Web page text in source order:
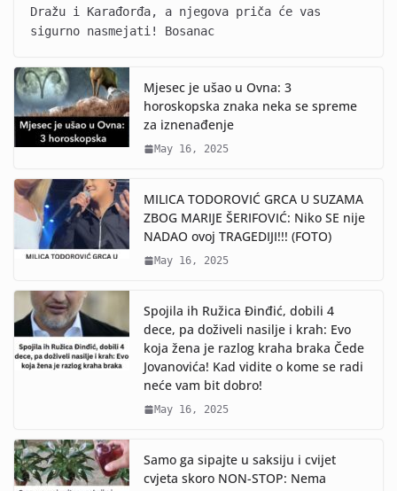
Dražu i Karađorđa, a njegova priča će vas
sigurno nasmejati! Bosanac
Mjesec je ušao u Ovna: 3
horoskopska znaka neka se spreme
za iznenađenje
May 16, 2025
MILICA TODOROVIĆ GRCA U SUZAMA
ZBOG MARIJE ŠERIFOVIĆ: Niko SE nije
NADAO ovoj TRAGEDIJI!!! (FOTO)
May 16, 2025
Spojila ih Ružica Đinđić, dobili 4
dece, pa doživeli nasilje i krah: Evo
koja žena je razlog kraha braka Čede
Jovanovića! Kad vidite o kome se radi
neće vam bit dobro!
May 16, 2025
Samo ga sipajte u saksiju i cvijet
cvjeta skoro NON-STOP: Nema